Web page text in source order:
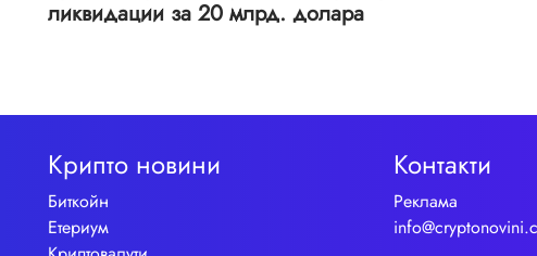
ликвидации за 20 млрд. долара
Крипто новини
Биткойн
Етериум
Контакти
Реклама